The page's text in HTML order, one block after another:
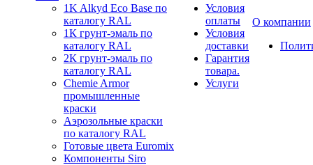
1K Alkyd Eco Base по
каталогу RAL
1К грунт-эмаль по
каталогу RAL
2К грунт-эмаль по
каталогу RAL
Chemie Armor
промышленные
краски
Аэрозольные краски
по каталогу RAL
Готовые цвета Euromix
Компоненты Siro
Условия
оплаты
Условия
доставки
Гарантия
товара.
Услуги
О компании